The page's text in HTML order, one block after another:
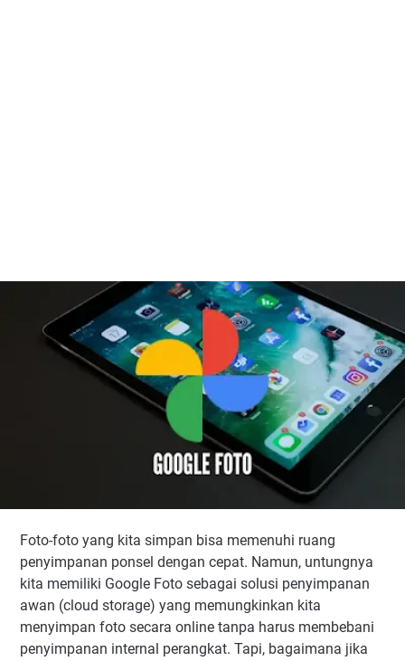
Foto-foto yang kita simpan bisa memenuhi ruang
penyimpanan ponsel dengan cepat. Namun, untungnya
kita memiliki Google Foto sebagai solusi penyimpanan
awan (cloud storage) yang memungkinkan kita
menyimpan foto secara online tanpa harus membebani
penyimpanan internal perangkat. Tapi, bagaimana jika